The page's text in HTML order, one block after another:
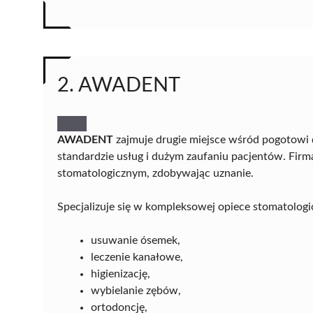
2. AWADENT
AWADENT zajmuje drugie miejsce wśród
standardzie usług i dużym zaufaniu pacjentów.
stomatologicznym, zdobywając uznanie.
Specjalizuje się w kompleksowej opiece
usuwanie ósemek,
leczenie kanałowe,
higienizację,
wybielanie zębów,
ortodoncję,